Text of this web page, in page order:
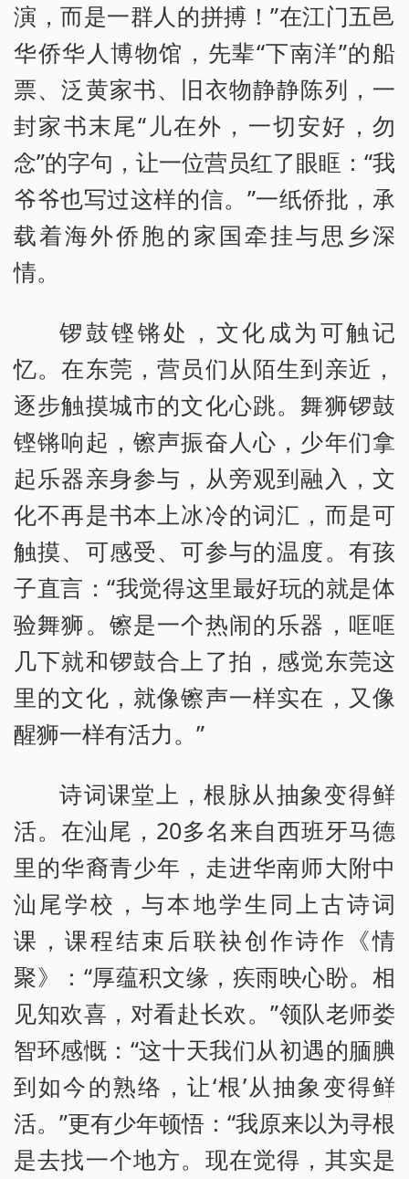
演，而是一群人的拼搏！”在江门五邑
华侨华人博物馆，先辈“下南洋”的船
票、泛黄家书、旧衣物静静陈列，一
封家书末尾“儿在外，一切安好，勿
念”的字句，让一位营员红了眼眶：“我
爷爷也写过这样的信。”一纸侨批，承
载着海外侨胞的家国牵挂与思乡深
情。
锣鼓铿锵处，文化成为可触记
忆。在东莞，营员们从陌生到亲近，
逐步触摸城市的文化心跳。舞狮锣鼓
铿锵响起，镲声振奋人心，少年们拿
起乐器亲身参与，从旁观到融入，文
化不再是书本上冰冷的词汇，而是可
触摸、可感受、可参与的温度。有孩
子直言：“我觉得这里最好玩的就是体
验舞狮。镲是一个热闹的乐器，哐哐
几下就和锣鼓合上了拍，感觉东莞这
里的文化，就像镲声一样实在，又像
醒狮一样有活力。”
诗词课堂上，根脉从抽象变得鲜
活。在汕尾，20多名来自西班牙马德
里的华裔青少年，走进华南师大附中
汕尾学校，与本地学生同上古诗词
课，课程结束后联袂创作诗作《情
聚》：“厚蕴积文缘，疾雨映心盼。相
见知欢喜，对看赴长欢。”领队老师娄
智环感慨：“这十天我们从初遇的腼腆
到如今的熟络，让‘根’从抽象变得鲜
活。”更有少年顿悟：“我原来以为寻根
是去找一个地方。现在觉得，其实是